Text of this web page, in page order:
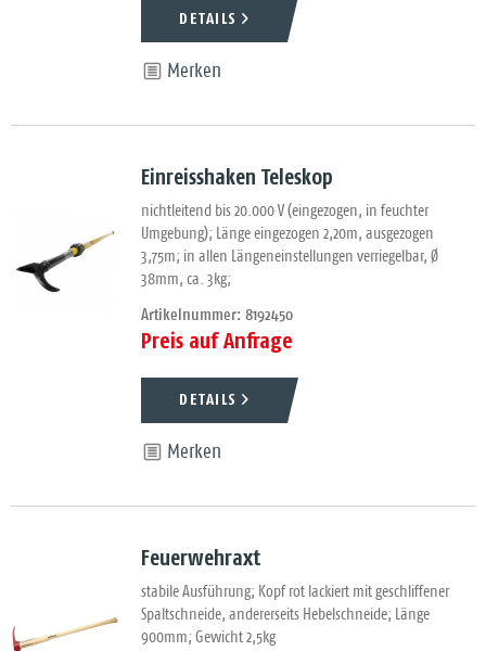
DETAILS
Merken
Einreisshaken Teleskop
nichtleitend bis 20.000 V (eingezogen, in feuchter
Umgebung); Länge eingezogen 2,20m, ausgezogen
3,75m; in allen Längeneinstellungen verriegelbar, Ø
38mm, ca. 3kg;
Artikelnummer: 8192450
Preis auf Anfrage
DETAILS
Merken
Feuerwehraxt
stabile Ausführung; Kopf rot lackiert mit geschliffener
Spaltschneide, andererseits Hebelschneide; Länge
900mm; Gewicht 2,5kg